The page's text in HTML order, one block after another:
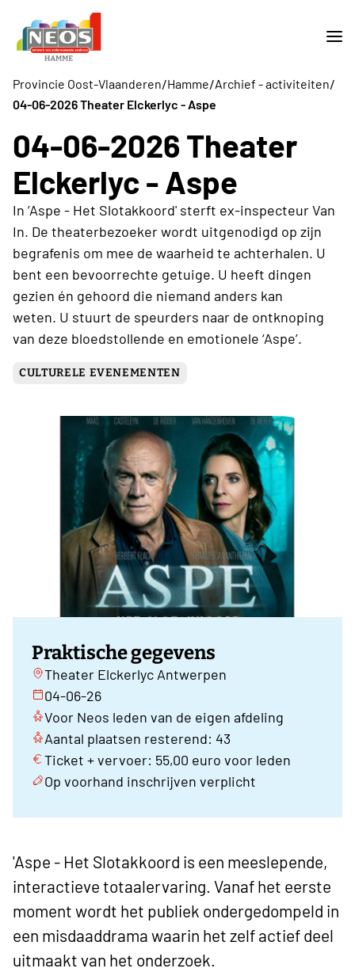
Provincie Oost-Vlaanderen/Hamme/Archief - activiteiten/
04-06-2026 Theater Elckerlyc - Aspe
04-06-2026 Theater
Elckerlyc - Aspe
In ’Aspe - Het Slotakkoord' sterft ex-inspecteur Van
In. De theaterbezoeker wordt uitgenodigd op zijn
begrafenis om mee de waarheid te achterhalen. U
bent een bevoorrechte getuige. U heeft dingen
gezien én gehoord die niemand anders kan
weten. U stuurt de speurders naar de ontknoping
van deze bloedstollende en emotionele ‘Aspe’.
CULTURELE EVENEMENTEN
Praktische gegevens
Theater Elckerlyc Antwerpen
04-06-26
Voor Neos leden van de eigen afdeling
Aantal plaatsen resterend: 43
Ticket + vervoer: 55,00 euro voor leden
Op voorhand inschrijven verplicht
'Aspe - Het Slotakkoord is een meeslepende,
interactieve totaalervaring. Vanaf het eerste
moment wordt het publiek ondergedompeld in
een misdaaddrama waarin het zelf actief deel
uitmaakt van het onderzoek.